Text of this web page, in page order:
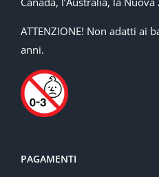
ATTENZIONE! Non adatti ai
anni.
PAGAMENTI